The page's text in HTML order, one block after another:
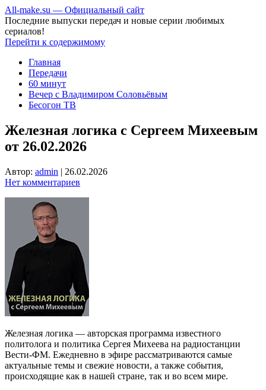
All-make.su — Официальный сайт
Последние выпуски передач и новые серии любимых
сериалов!
Перейти к содержимому
Главная
Передачи
60 минут
Вечер с Владимиром Соловьёвым
Бесогон ТВ
Железная логика с Сергеем Михеевым
от 26.02.2026
Автор: admin | 26.02.2026
Нет комментариев
Железная логика — авторская программа известного
политолога и политика Сергея Михеева на радиостанции
Вести-ФМ. Ежедневно в эфире рассматриваются самые
актуальные темы и свежие новости, а также события,
происходящие как в нашей стране, так и во всем мире.